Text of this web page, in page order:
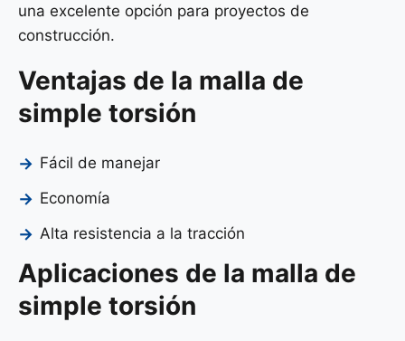
una excelente opción para proyectos de
construcción.
Ventajas de la malla de
simple torsión
Fácil de manejar
Economía
Alta resistencia a la tracción
Aplicaciones de la malla de
simple torsión